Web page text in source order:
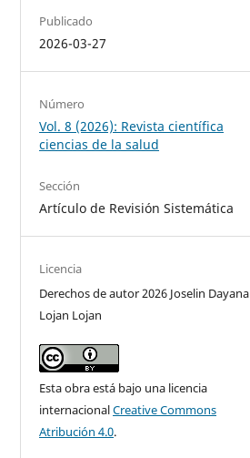
Publicado
2026-03-27
Número
Vol. 8 (2026): Revista científica
ciencias de la salud
Sección
Artículo de Revisión Sistemática
Licencia
Derechos de autor 2026 Joselin Dayana
Lojan Lojan
Esta obra está bajo una licencia
internacionalCreative Commons
Atribución 4.0.